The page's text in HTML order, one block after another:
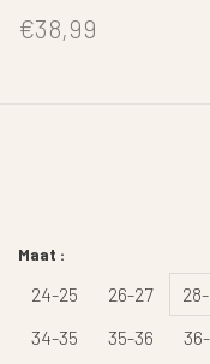
€38,99
Maat :
24-25 26-27
34-35
35-36